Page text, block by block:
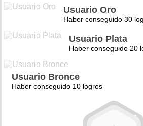
Usuario Oro
Haber conseguido 30
Usuario Plata
Haber conseguido 20
Usuario Bronce
Haber conseguido 10 logros